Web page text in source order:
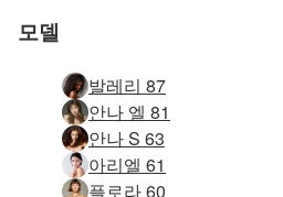
모델
발레리 87
안나 엘 81
안나 S 63
아리엘 61
플로라 60